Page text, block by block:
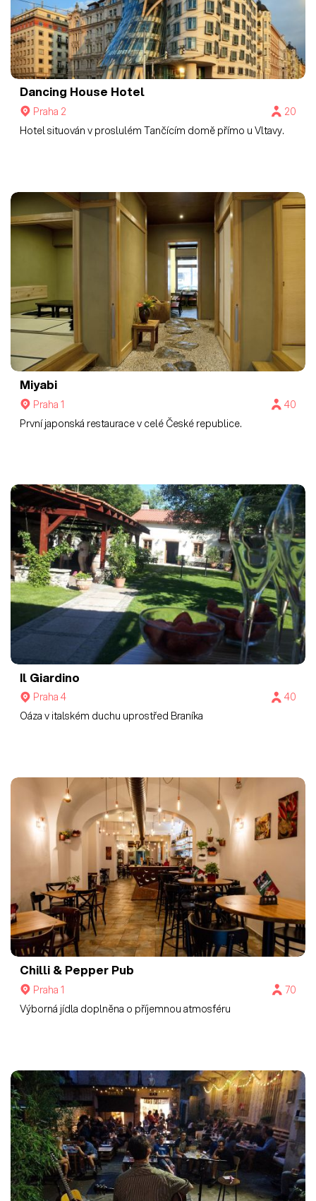
Dancing House Hotel
Praha 2
20
Hotel situován v proslulém Tančícím domě přímo u Vltavy.
Miyabi
Praha 1
40
První japonská restaurace v celé České republice.
Il Giardino
Praha 4
40
Oáza v italském duchu uprostřed Braníka
Chilli & Pepper Pub
Praha 1
70
Výborná jídla doplněna o příjemnou atmosféru